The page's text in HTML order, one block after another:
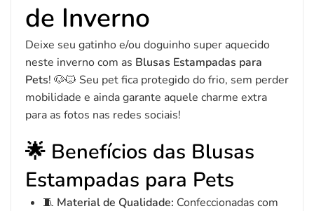
de Inverno
Deixe seu gatinho e/ou doguinho super aquecido
neste inverno com as Blusas Estampadas para
Pets! 🐶🐱 Seu pet fica protegido do frio, sem perder
mobilidade e ainda garante aquele charme extra
para as fotos nas redes sociais!
🌟 Benefícios das Blusas
Estampadas para Pets
🧵 Material de Qualidade: Confeccionadas com